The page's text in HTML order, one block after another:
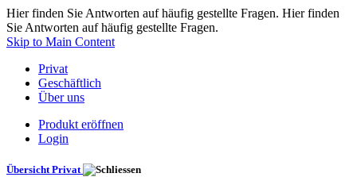
Hier finden Sie Antworten auf häufig gestellte Fragen. Hier finden
Sie Antworten auf häufig gestellte Fragen.
Skip to Main Content
Privat
Geschäftlich
Über uns
Produkt eröffnen
Login
Übersicht Privat